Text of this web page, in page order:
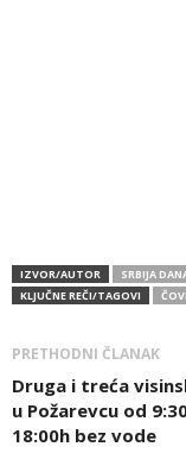
IZVOR/AUTOR
SRBIJA
KLJUČNE REČI/TAGOVI
PRETHODNI ČLANAK
Druga i treća
u Požarevcu od
18:00h bez vode